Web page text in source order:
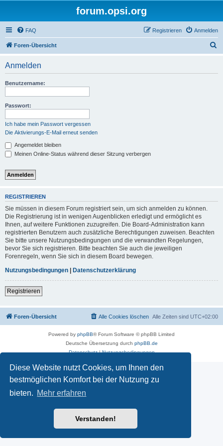
Diese Website nutzt Cookies, um Ihnen den
bestmöglichen Komfort bei der Nutzung zu
bieten. Mehr erfahren
Verstanden!
forum.opsi.org
FAQ Anmelden
Registrieren
Foren-Übersicht
Anmelden
Benutzername:
Passwort:
Ich habe mein Passwort vergessen
Die Aktivierungs-E-Mail erneut senden
Angemeldet bleiben
Meinen Online-Status während dieser Sitzung verbergen
REGISTRIEREN
Sie müssen in diesem Forum registriert sein, um sich anmelden zu können.
Die Registrierung ist in wenigen Augenblicken erledigt und ermöglicht es
Ihnen, auf weitere Funktionen zuzugreifen. Die Board-Administration kann
registrierten Benutzern auch zusätzliche Berechtigungen zuweisen. Beachten
Sie bitte unsere Nutzungsbedingungen und die verwandten Regelungen,
bevor Sie sich registrieren. Bitte beachten Sie auch die jeweiligen
Forenregeln, wenn Sie sich in diesem Board bewegen.
Nutzungsbedingungen | Datenschutzerklärung
Registrieren
Foren-Übersicht Alle Zeiten sind UTC+02:00
Alle Cookies löschen
Powered by phpBB® Forum Software © phpBB Limited
Deutsche Übersetzung durch phpBB.de
Datenschutz|Nutzungsbedingungen